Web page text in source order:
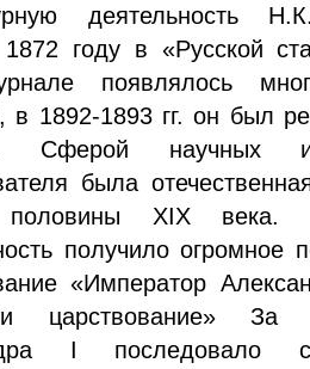
деятельность
году в «Русской
появлялось
в 1892-1893 гг. он был
Сферой научных
была
половины XIX века.
получило огромное
«Император
царствование» За
I последовало